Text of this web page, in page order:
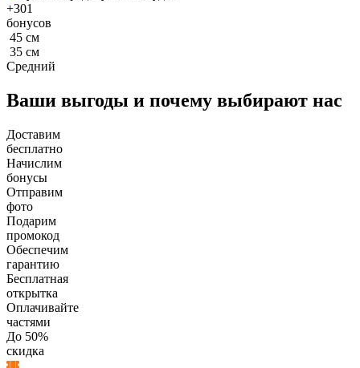
+301
бонусов
45 см
35 см
Средний
Ваши выгоды и почему выбирают нас
Доставим
бесплатно
Начислим
бонусы
Отправим
фото
Подарим
промокод
Обеспечим
гарантию
Бесплатная
открытка
Оплачивайте
частями
До 50%
скидка